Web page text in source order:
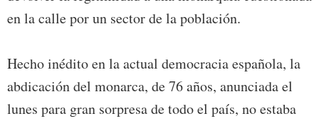
en la calle por un sector de la población.
Hecho inédito en la actual democracia española, la
abdicación del monarca, de 76 años, anunciada el
lunes para gran sorpresa de todo el país, no estaba